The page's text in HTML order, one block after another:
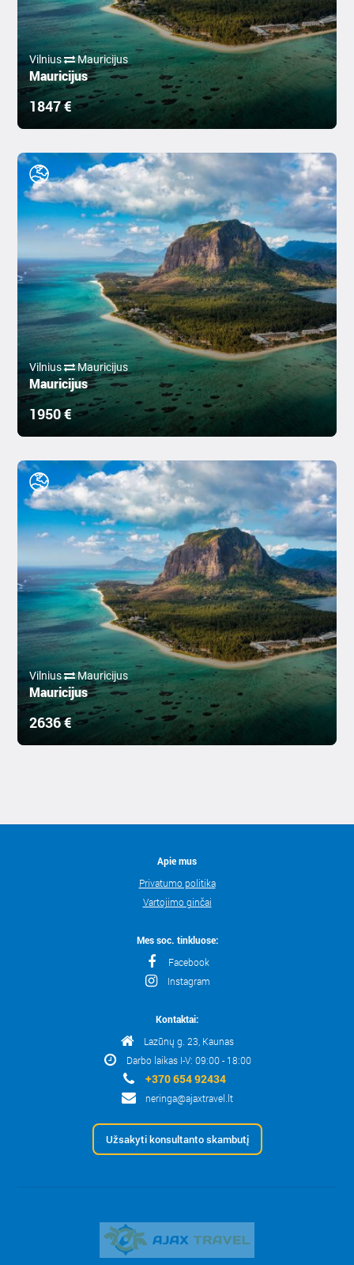
Vilnius Mauricijus
Mauricijus
1847 €
Vilnius Mauricijus
Mauricijus
1950 €
Vilnius Mauricijus
Mauricijus
2636 €
Apie mus
Privatumo politika
Vartojimo ginčai
Mes soc. tinkluose:
Facebook
Instagram
Kontaktai:
Lazūnų g. 23, Kaunas
Darbo laikas I-V: 09:00 - 18:00
+370 654 92434
neringa@ajaxtravel.lt
Užsakyti konsultanto skambutį